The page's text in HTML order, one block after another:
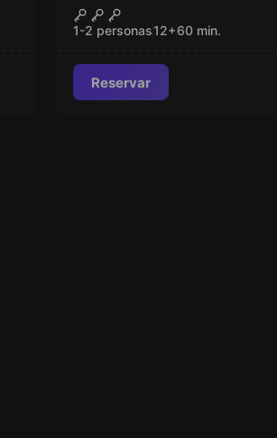
Nuevo
La Cabaña De
1-2 personas12+60 min.
Reservar